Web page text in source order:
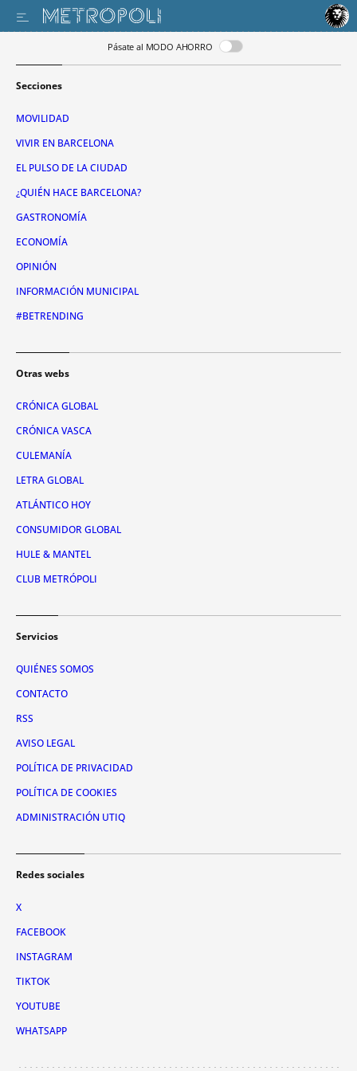
Pásate al MODO AHORRO
Secciones
MOVILIDAD
VIVIR EN BARCELONA
EL PULSO DE LA CIUDAD
¿QUIÉN HACE BARCELONA?
GASTRONOMÍA
ECONOMÍA
OPINIÓN
INFORMACIÓN MUNICIPAL
#BETRENDING
Otras webs
CRÓNICA GLOBAL
CRÓNICA VASCA
CULEMANÍA
LETRA GLOBAL
ATLÁNTICO HOY
CONSUMIDOR GLOBAL
HULE & MANTEL
CLUB METRÓPOLI
Servicios
QUIÉNES SOMOS
CONTACTO
RSS
AVISO LEGAL
POLÍTICA DE PRIVACIDAD
POLÍTICA DE COOKIES
ADMINISTRACIÓN UTIQ
Redes sociales
X
FACEBOOK
INSTAGRAM
TIKTOK
YOUTUBE
WHATSAPP